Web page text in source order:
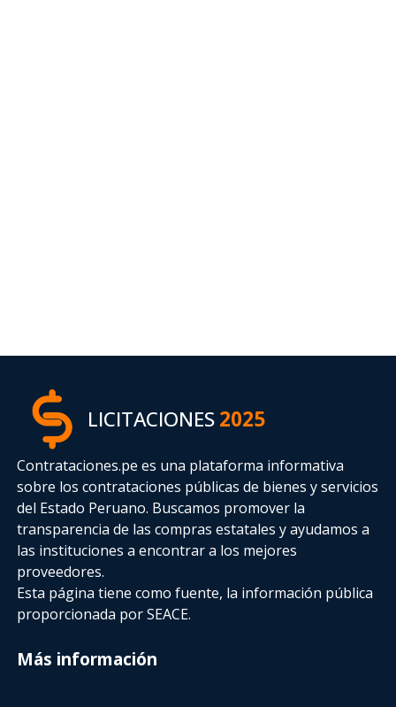
LICITACIONES2025
Contrataciones.pe es una plataforma informativa
sobre los contrataciones públicas de bienes y servicios
del Estado Peruano. Buscamos promover la
transparencia de las compras estatalesy ayudamos a
las instituciones a encontrar a los mejores
proveedores.
Esta página tiene como fuente, la información pública
proporcionada por SEACE.
Más información